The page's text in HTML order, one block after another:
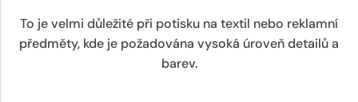
To je velmi důležité při potisku na textil nebo reklamní
předměty, kde je požadována vysoká úroveň detailů a
barev.